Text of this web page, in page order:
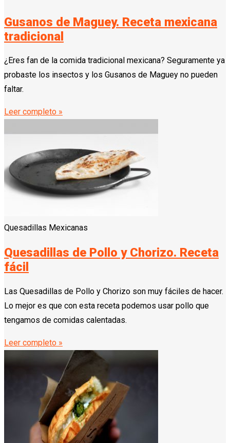
Gusanos de Maguey. Receta mexicana
tradicional
¿Eres fan de la comida tradicional mexicana? Seguramente ya
probaste los insectos y los Gusanos de Maguey no pueden
faltar.
Leer completo »
Quesadillas Mexicanas
Quesadillas de Pollo y Chorizo. Receta
fácil
Las Quesadillas de Pollo y Chorizo son muy fáciles de hacer.
Lo mejor es que con esta receta podemos usar pollo que
tengamos de comidas calentadas.
Leer completo »